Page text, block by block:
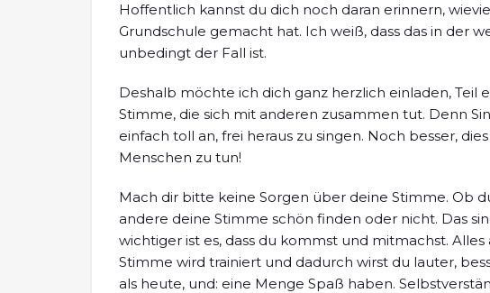
Hoffentlich kannst du dich noch daran erinnern,
Grundschule gemacht hat. Ich weiß, dass das in der
unbedingt der Fall ist.
Deshalb möchte ich dich ganz herzlich einladen, Teil
Stimme, die sich mit anderen zusammen tut. Denn
einfach toll an, frei heraus zu singen. Noch besser,
Menschen zu tun!
Mach dir bitte keine Sorgen über deine Stimme. Ob
andere deine Stimme schön finden oder nicht. Das
wichtiger ist es, dass du kommst und mitmachst.
Stimme wird trainiert und dadurch wirst du lauter,
als heute, und: eine Menge Spaß haben.